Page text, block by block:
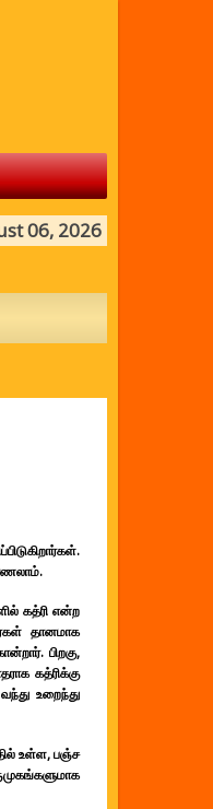
06, 2026
கத்ரி என்ற
தானமாக
பிறகு,
கத்ரிக்கு
உறைந்து
உள்ள, பஞ்ச